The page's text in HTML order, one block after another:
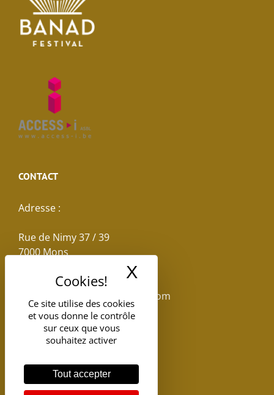
Ce site utilise des cookies
et vous donne le contrôle
sur ceux que vous
souhaitez activer
Tout accepter
X
CONTACT
Adresse :
Rue de Nimy 37 / 39
7000 Mons
reservations.losseau@gmail.com
Tel: +32(0)65.398.880